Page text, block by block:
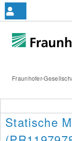
Fraunhofer-
Statische